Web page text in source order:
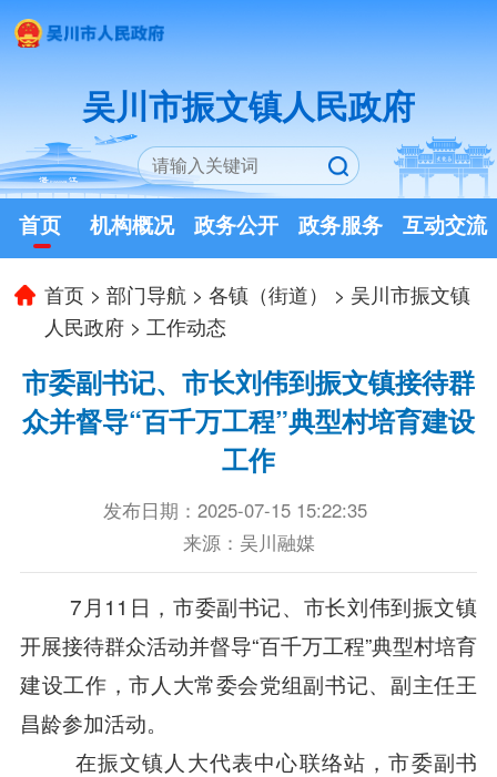
吴川市振文镇人民政府
首页 机构概况 政务公开 政务服务 互动交流
首页 >部门导航 >各镇（街道） > 吴川市振文镇
人民政府 > 工作动态
市委副书记、市长刘伟到振文镇接待群
众并督导“百千万工程”典型村培育建设
工作
发布日期：2025-07-15 15:22:35
来源：吴川融媒
7月11日，市委副书记、市长刘伟到振文镇
开展接待群众活动并督导“百千万工程”典型村培育
建设工作，市人大常委会党组副书记、副主任王
昌龄参加活动。
在振文镇人大代表中心联络站，市委副书